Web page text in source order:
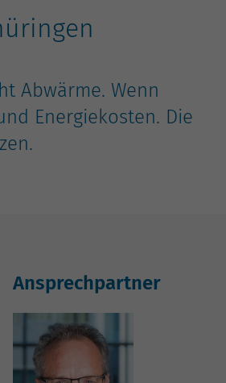
Abwärme. Wenn
Energiekosten. Die
Ansprechpartner